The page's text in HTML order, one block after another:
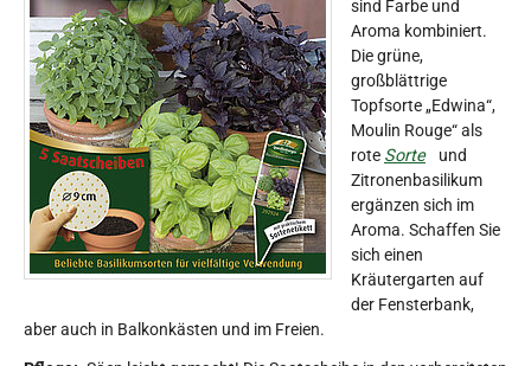
sind Farbe und
Aroma kombiniert.
Die grüne,
großblättrige
Topfsorte „Edwina“,
Moulin Rouge“ als
rote Sorte
und
Zitronenbasilikum
ergänzen sich im
Aroma. Schaffen Sie
sich einen
Kräutergarten auf
der Fensterbank,
aber auch in Balkonkästen und im Freien.